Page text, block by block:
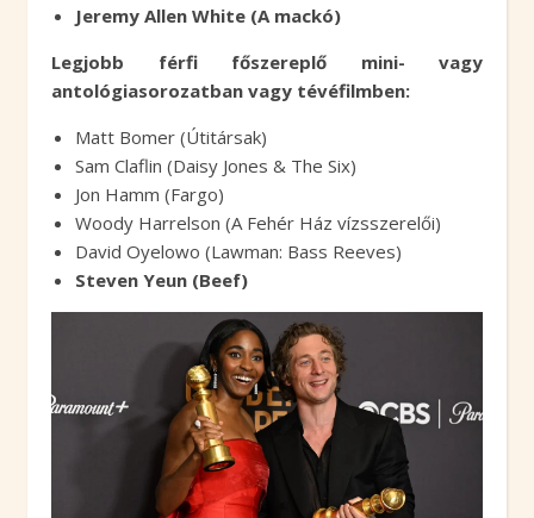
Jeremy Allen White (A mackó)
Legjobb férfi főszereplő mini- vagy
antológiasorozatban vagy tévéfilmben:
Matt Bomer (Útitársak)
Sam Claflin (Daisy Jones & The Six)
Jon Hamm (Fargo)
Woody Harrelson (A Fehér Ház vízsszerelői)
David Oyelowo (Lawman: Bass Reeves)
Steven Yeun (Beef)